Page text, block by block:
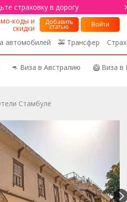
страховку в дорогу
автомобилей 🚕 Трансфер
коды и
скидки
Добавить
статью Войти
🦘 Виза в Австралию 🥝 Виза
Стамбуле